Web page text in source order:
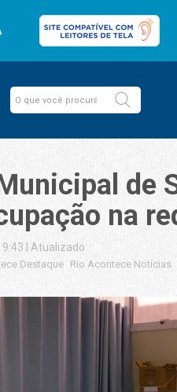
de
na
Atualizado
Destaque Rio Acontece Notícias